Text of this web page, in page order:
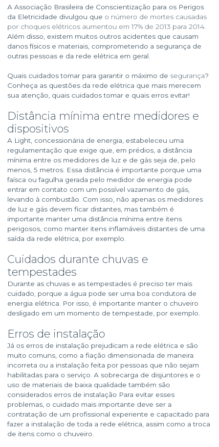
A Associação Brasileira de Conscientização para os Perigos
da Eletricidade divulgou que o número de mortes causadas
por choques elétricos aumentou em 17% de 2013 para 2014
Além disso, existem muitos outros acidentes que causam
danos físicos e materiais, comprometendo a segurança de
outras pessoas e da rede elétrica em geral.
Quais cuidados tomar para garantir o máximo de segurança?
Conheça as questões da rede elétrica que mais merecem
sua atenção, quais cuidados tomar e quais erros evitar!
Distância mínima entre medidores e
dispositivos
A Light, concessionária de energia, estabeleceu uma
regulamentação que exige que, em prédios, a distância
mínima entre os medidores de luz e de gás seja de, pelo
menos, 5 metros. Essa distância é importante porque uma
faísca ou fagulha gerada pelo medidor de energia pode
entrar em contato com um possível vazamento de gás,
levando à combustão. Com isso, não apenas os medidores
de luz e gás devem ficar distantes, mas também é
importante manter uma distância mínima entre itens
perigosos, como manter itens inflamáveis distantes de uma
saída da rede elétrica, por exemplo.
Cuidados durante chuvas e
tempestades
Durante as chuvas e as tempestades é preciso ter mais
cuidado, porque a água pode ser uma boa condutora de
energia elétrica. Por isso, é importante manter o chuveiro
desligado em um momento de tempestade, por exemplo.
Erros de instalação
Já os erros de instalação prejudicam a rede elétrica e são
muito comuns, como a fiação dimensionada de maneira
incorreta ou a instalação feita por pessoas que não sejam
habilitadas para o serviço. A sobrecarga de disjuntores e o
uso de materiais de baixa qualidade também são
considerados erros de instalação Para evitar esses
problemas, o cuidado mais importante deve ser a
contratação de um profissional experiente e capacitado para
fazer a instalação de toda a rede elétrica, assim como a troca
de itens como o chuveiro.